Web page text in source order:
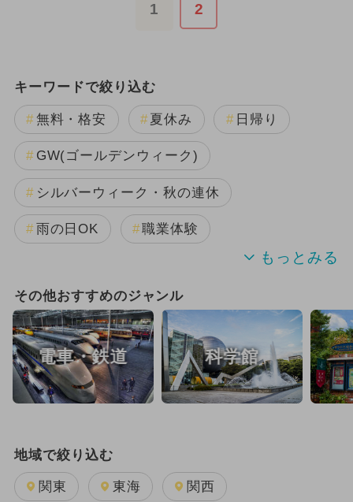
1 2
キーワードで絞り込む
無料・格安 夏休み 日帰り
GW(ゴールデンウィーク)
シルバーウィーク・秋の連休
雨の日OK 職業体験
夏休み（格安）
自由研究 夏休み（涼しい）
ランキング 観光
ご当地グルメ・限定メニュー
2019年オープン 2018年オープン
その他おすすめのジャンル
電車・鉄道 科学館
地域で絞り込む
関東 東海 関西